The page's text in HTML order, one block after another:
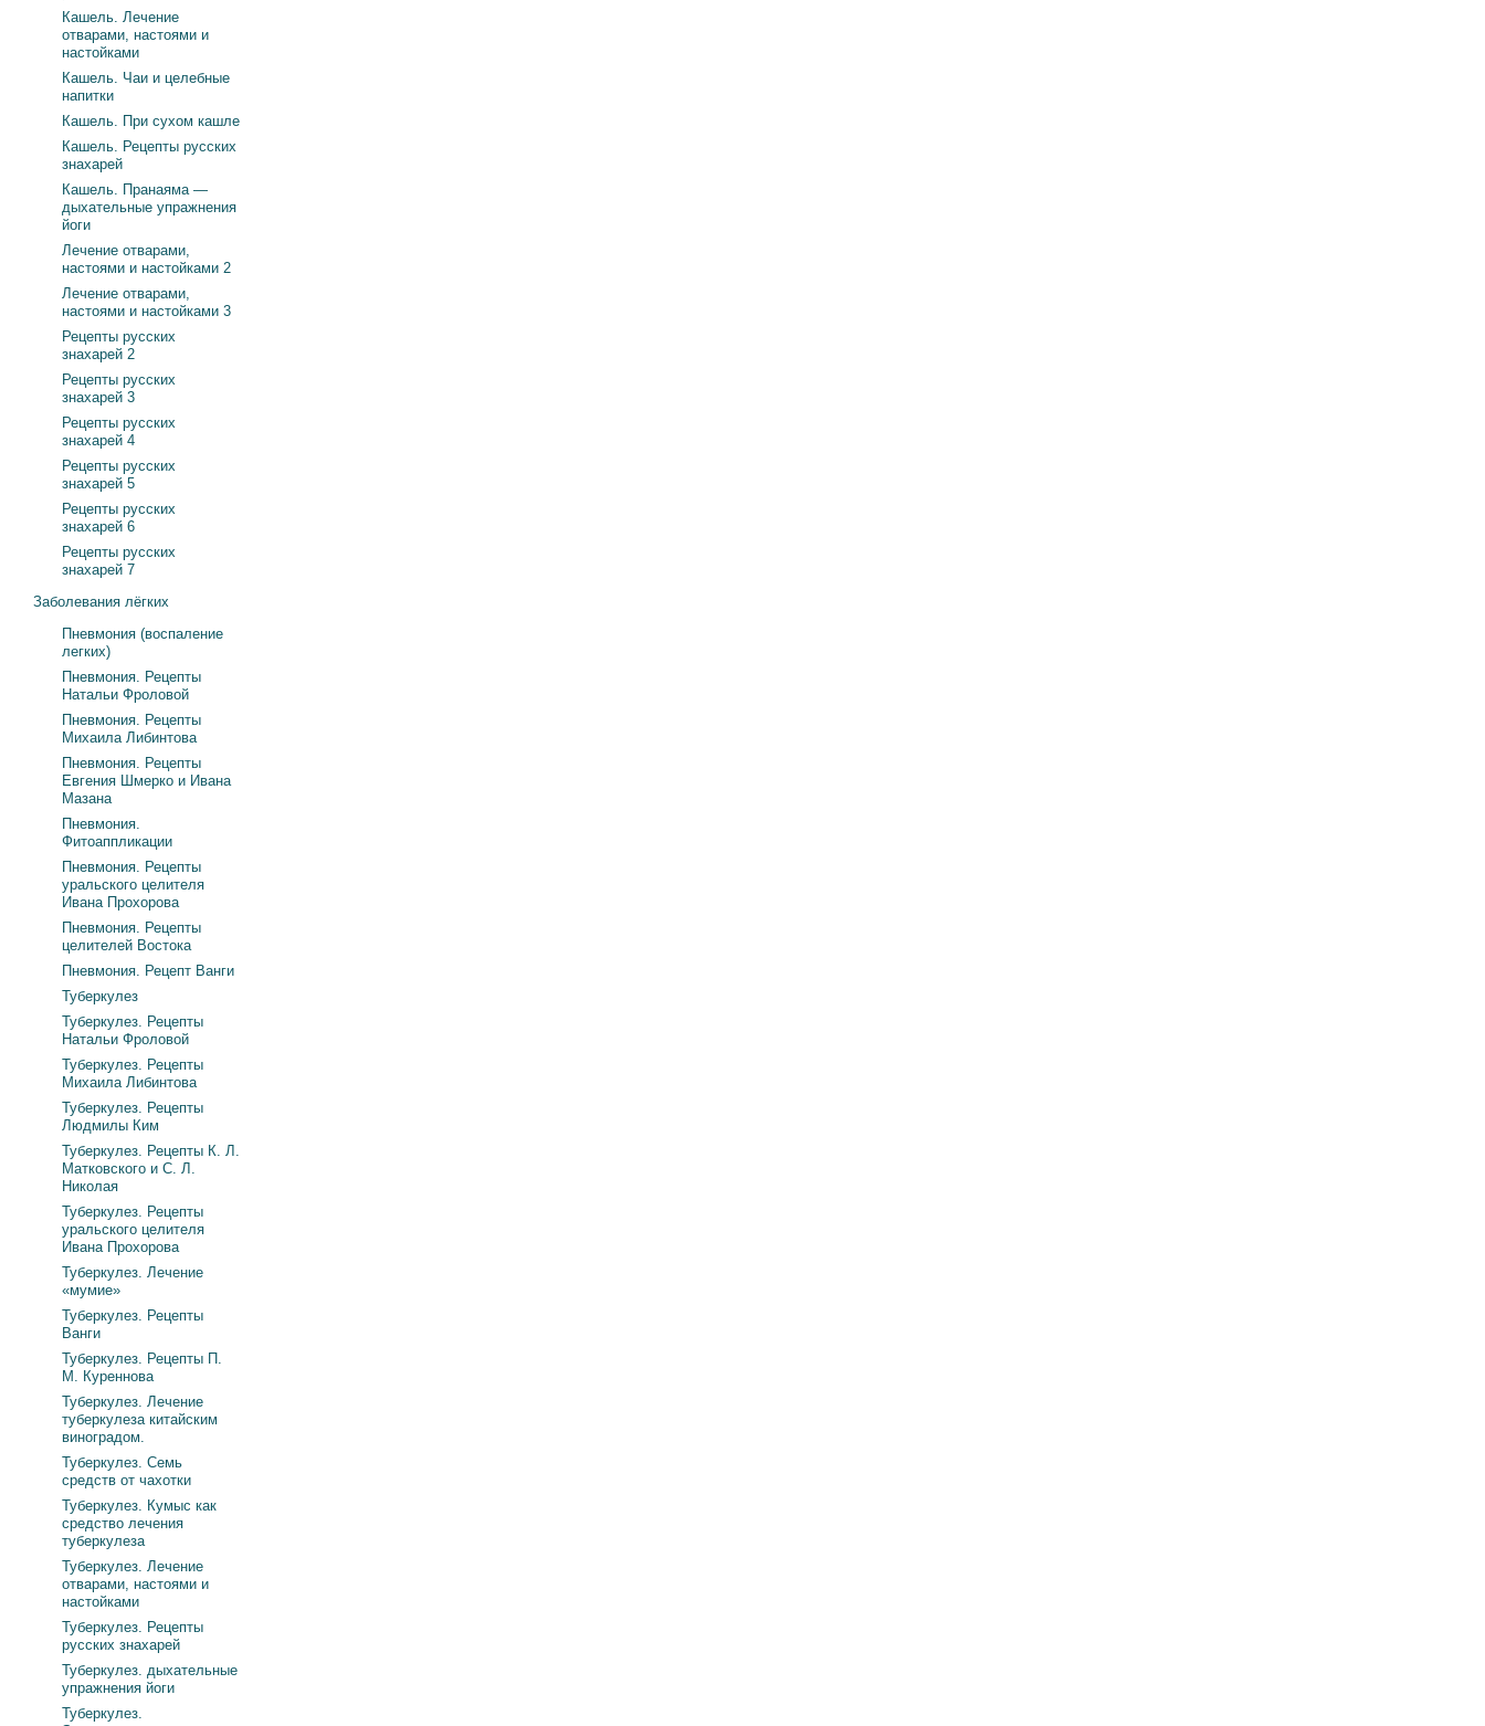
Кашель. Лечение
отварами, настоями и
настойками
Кашель. Чаи и целебные
напитки
Кашель. При сухом кашле
Кашель. Рецепты русских
знахарей
Кашель. Пранаяма —
дыхательные упражнения
йоги
Лечение отварами,
настоями и настойками 2
Лечение отварами,
настоями и настойками 3
Рецепты русских
знахарей 2
Рецепты русских
знахарей 3
Рецепты русских
знахарей 4
Рецепты русских
знахарей 5
Рецепты русских
знахарей 6
Рецепты русских
знахарей 7
Заболевания лёгких
Пневмония (воспаление
легких)
Пневмония. Рецепты
Натальи Фроловой
Пневмония. Рецепты
Михаила Либинтова
Пневмония. Рецепты
Евгения Шмерко и Ивана
Мазана
Пневмония.
Фитоаппликации
Пневмония. Рецепты
уральского целителя
Ивана Прохорова
Пневмония. Рецепты
целителей Востока
Пневмония. Рецепт Ванги
Туберкулез
Туберкулез. Рецепты
Натальи Фроловой
Туберкулез. Рецепты
Михаила Либинтова
Туберкулез. Рецепты
Людмилы Ким
Туберкулез. Рецепты К. Л.
Матковского и С. Л.
Николая
Туберкулез. Рецепты
уральского целителя
Ивана Прохорова
Туберкулез. Лечение
«мумие»
Туберкулез. Рецепты
Ванги
Туберкулез. Рецепты П.
М. Куреннова
Туберкулез. Лечение
туберкулеза китайским
виноградом.
Туберкулез. Семь
средств от чахотки
Туберкулез. Кумыс как
средство лечения
туберкулеза
Туберкулез. Лечение
отварами, настоями и
настойками
Туберкулез. Рецепты
русских знахарей
Туберкулез. дыхательные
упражнения йоги
Туберкулез.